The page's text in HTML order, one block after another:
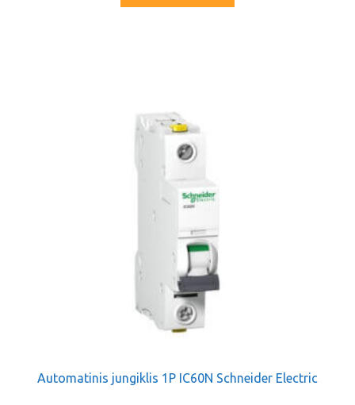
Automatinis jungiklis 1P IC60N Schneider Electric